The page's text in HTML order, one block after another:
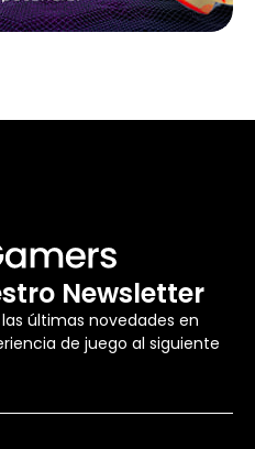
Newsletter
últimas novedades en
de juego al siguiente